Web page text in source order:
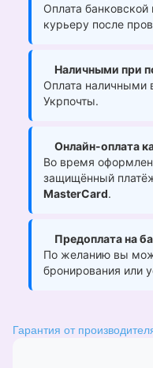
Оплата банковской
курьеру после
Наличными при
Оплата наличными
Укрпочты.
Онлайн-оплата
Во время
защищённый
MasterCard.
Предоплата на
По желанию вы
бронирования или
Гарантия от